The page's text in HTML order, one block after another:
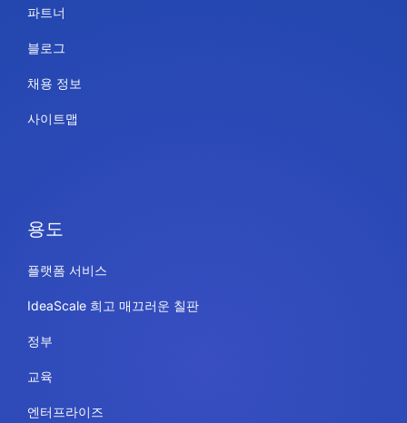
파트너
블로그
채용 정보
사이트맵
용도
플랫폼 서비스
IdeaScale 희고 매끄러운 칠판
정부
교육
엔터프라이즈